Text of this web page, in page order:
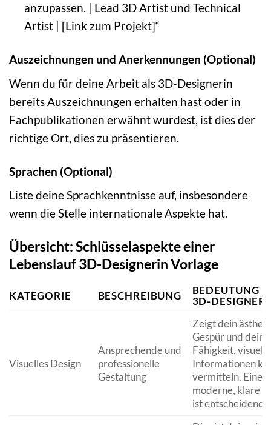
anzupassen. | Lead 3D Artist und Technical
Artist | [Link zum Projekt]“
Auszeichnungen und Anerkennungen (Optional)
Wenn du für deine Arbeit als 3D-Designerin
bereits Auszeichnungen erhalten hast oder in
Fachpublikationen erwähnt wurdest, ist dies der
richtige Ort, dies zu präsentieren.
Sprachen (Optional)
Liste deine Sprachkenntnisse auf, insbesondere
wenn die Stelle internationale Aspekte hat.
Übersicht: Schlüsselaspekte einer
Lebenslauf 3D-Designerin Vorlage
KATEGORIE BESCHREIBUNG
BEDEUTUNG
3D-
Visuelles Design
Ansprechende und
professionelle
Gestaltung
Zeigt dein
Gespür und deine
Fähigkeit, visuelle
Informationen
vermitteln. Eine
moderne, klare
ist entscheidend.